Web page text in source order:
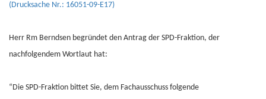
(Drucksache Nr.: 16051-09-E17)
Herr Rm Berndsen begründet den Antrag der SPD-Fraktion, der
nachfolgendem Wortlaut hat:
“Die SPD-Fraktion bittet Sie, dem Fachausschuss folgende